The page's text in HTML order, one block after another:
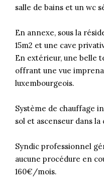
salle de bains et un wc
En annexe, sous la
15m2 et une cave
En extérieur, une belle
offrant une vue
luxembourgeois.
Système de chauffage
sol et ascenseur dans
Syndic professionnel
aucune procédure en
160€/mois.